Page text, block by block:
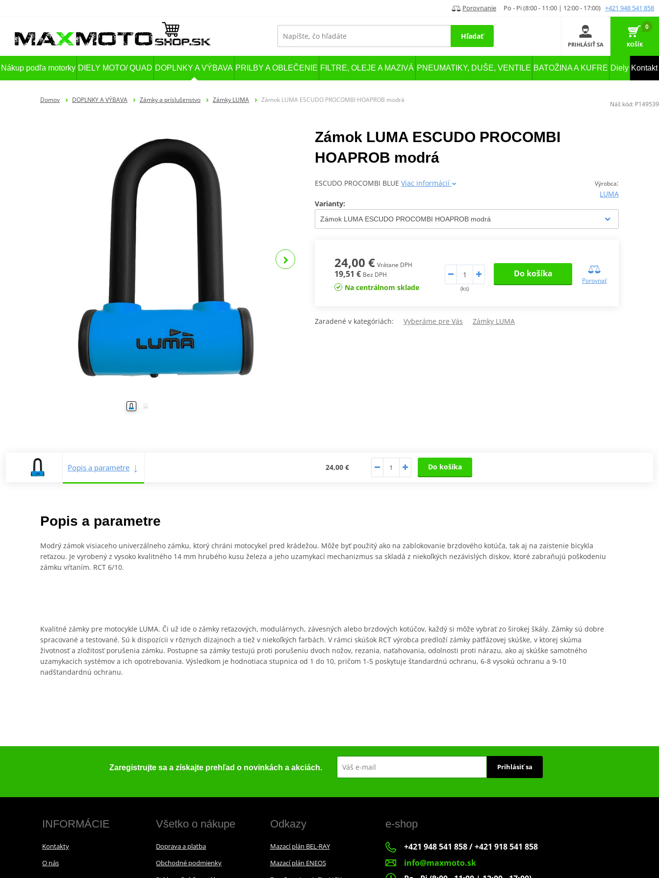
Porovnanie Po - Pi (8:00 - 11:00 | 12:00 - 17:00) +421 948 541 858
Hľadať
PRIHLÁSIŤ SA
0
KOŠÍK
Nákup podľa motorky DIELY MOTO/ QUAD DOPLNKY A VÝBAVA PRILBY A OBLEČENIE FILTRE, OLEJE A MAZIVÁ PNEUMATIKY, DUŠE, VENTILE BATOŽINA A KUFRE Diely Kontakt
Domov DOPLNKY A VÝBAVA Zámky a príslušenstvo Zámky LUMA Zámok LUMA ESCUDO PROCOMBI HOAPROB modrá
Zámok LUMA ESCUDO PROCOMBI
HOAPROB modrá
Výrobca:
LUMA
ESCUDO PROCOMBI BLUE Viac informácií
Varianty:
24,00 € Vrátane DPH
19,51 € Bez DPH
Na centrálnom sklade (ks)
Do košíka
Porovnať
Zaradené v kategóriách: Vyberáme pre Vás Zámky LUMA
Popis a parametre 24,00 € Do košíka
Popis a parametre
Modrý zámok visiaceho univerzálneho zámku, ktorý chráni motocykel pred krádežou. Môže byť použitý ako na zablokovanie brzdového kotúča, tak aj na zaistenie bicykla
reťazou. Je vyrobený z vysoko kvalitného 14 mm hrubého kusu železa a jeho uzamykací mechanizmus sa skladá z niekoľkých nezávislých diskov, ktoré zabraňujú poškodeniu
zámku vŕtaním. RCT 6/10.
Kvalitné zámky pre motocykle LUMA. Či už ide o zámky reťazových, modulárnych, závesných alebo brzdových kotúčov, každý si môže vybrať zo širokej škály. Zámky sú dobre
spracované a testované. Sú k dispozícii v rôznych dizajnoch a tiež v niekoľkých farbách. V rámci skúšok RCT výrobca predloží zámky päťfázovej skúške, v ktorej skúma
životnosť a zložitosť porušenia zámku. Postupne sa zámky testujú proti porušeniu dvoch nožov, rezania, naťahovania, odolnosti proti nárazu, ako aj skúške samotného
uzamykacích systémov a ich opotrebovania. Výsledkom je hodnotiaca stupnica od 1 do 10, pričom 1-5 poskytuje štandardnú ochranu, 6-8 vysokú ochranu a 9-10
nadštandardnú ochranu.
Náš kód: P149539
Zaregistrujte sa a získajte prehľad o novinkách a akciách. Prihlásiť sa
INFORMÁCIE
Kontakty
O nás
Všetko o nákupe
Doprava a platba
Obchodné podmienky
Odkazy
Mazací plán BEL-RAY
Mazací plán ENEOS
e-shop
+421 948 541 858 / +421 918 541 858
info@maxmoto.sk